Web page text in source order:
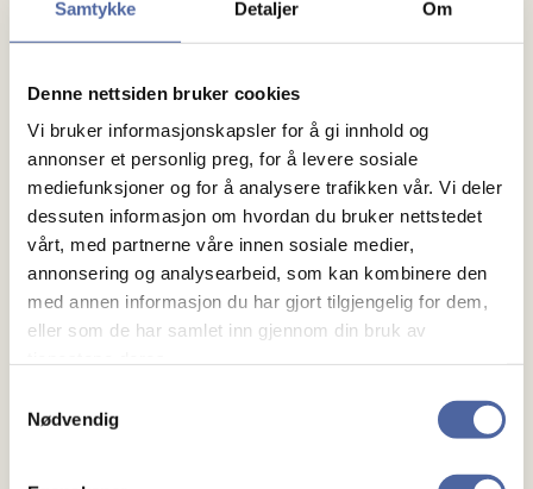
Samtykke Detaljer Om
Denne nettsiden bruker cookies
Vi bruker informasjonskapsler for å gi innhold og
annonser et personlig preg, for å levere sosiale
mediefunksjoner og for å analysere trafikken vår. Vi deler
dessuten informasjon om hvordan du bruker nettstedet
vårt, med partnerne våre innen sosiale medier,
annonsering og analysearbeid, som kan kombinere den
med annen informasjon du har gjort tilgjengelig for dem,
eller som de har samlet inn gjennom din bruk av
Nødvendig
Påmelding sendes tiloslo@msfo.noeller til 47 39 17
54.
Treningen foregår på Microsoft Teams, hver onsdag
kl 17:00.